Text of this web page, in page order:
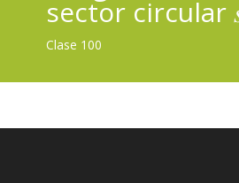
sector circular
Clase 100